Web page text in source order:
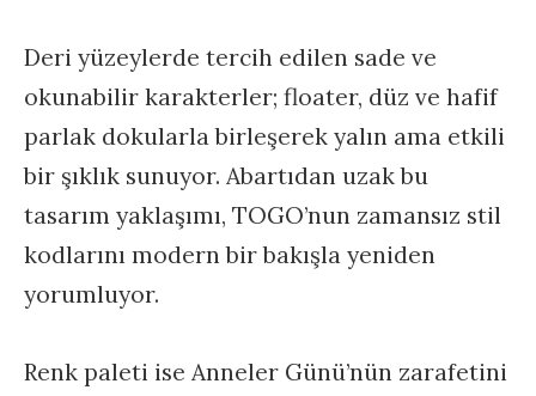
Deri yüzeylerde tercih edilen sade ve
okunabilir karakterler; floater, düz ve hafif
parlak dokularla birleşerek yalın ama etkili
bir şıklık sunuyor. Abartıdan uzak bu
tasarım yaklaşımı, TOGO’nun zamansız stil
kodlarını modern bir bakışla yeniden
yorumluyor.
Renk paleti ise Anneler Günü’nün zarafetini